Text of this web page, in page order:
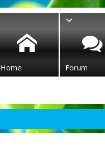
Home Forum